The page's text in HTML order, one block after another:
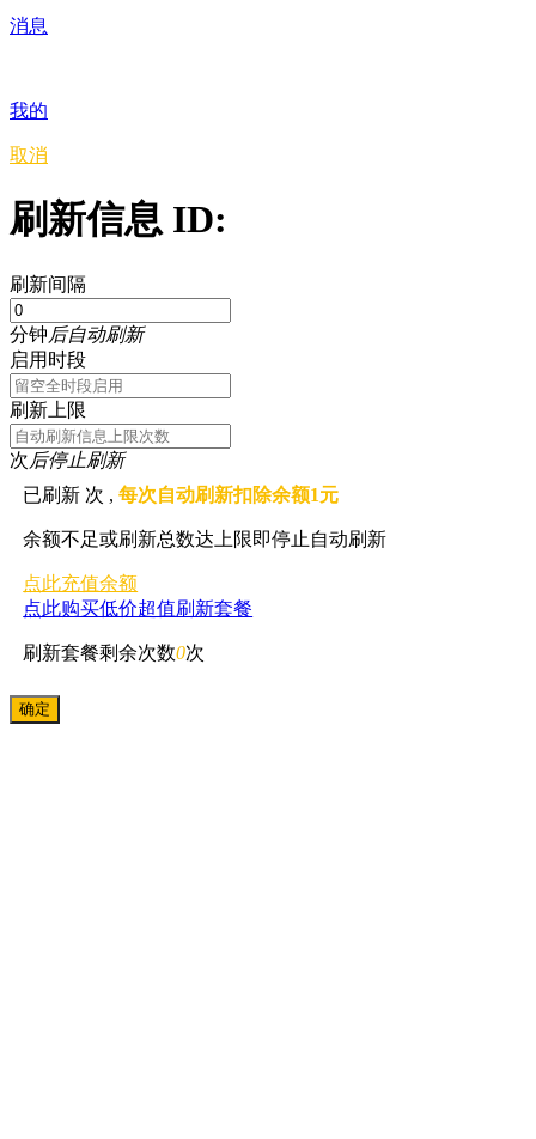
消息
我的
取消
刷新信息 ID:
刷新间隔
分钟后自动刷新
启用时段
刷新上限
次后停止刷新
已刷新 次 ,每次自动刷新扣除余额1元
余额不足或刷新总数达上限即停止自动刷新
点此充值余额
点此购买低价超值刷新套餐
刷新套餐剩余次数0次